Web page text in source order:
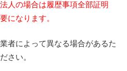
人の場合は履歴事項全部証明
になります。
者によって異なる場合があるた
さい。